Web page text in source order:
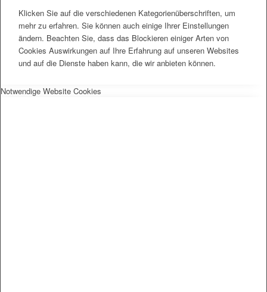
Klicken Sie auf die verschiedenen Kategorienüberschriften, um
mehr zu erfahren. Sie können auch einige Ihrer Einstellungen
ändern. Beachten Sie, dass das Blockieren einiger Arten von
Cookies Auswirkungen auf Ihre Erfahrung auf unseren Websites
und auf die Dienste haben kann, die wir anbieten können.
Notwendige Website Cookies